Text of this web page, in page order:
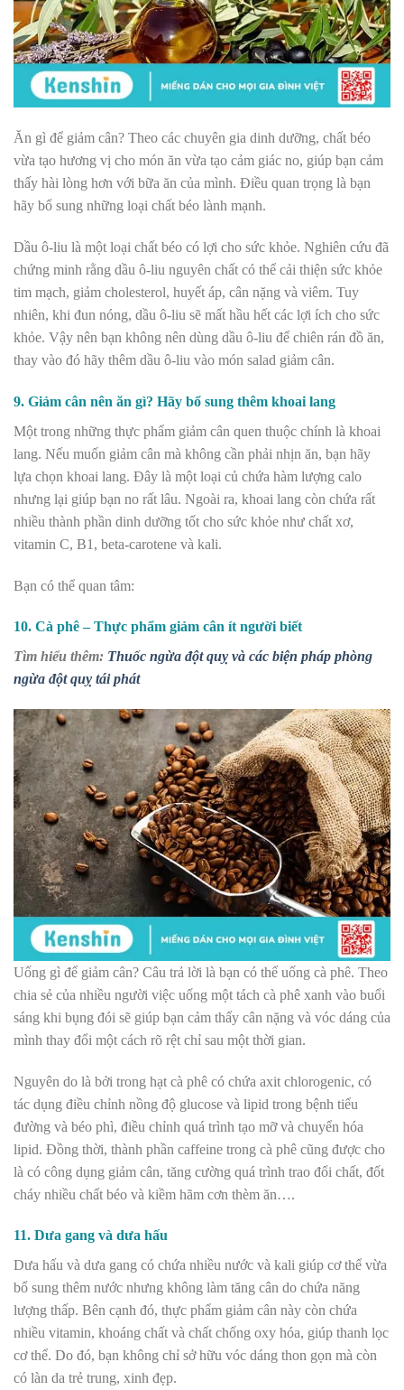
Ăn gì để giảm cân? Theo các chuyên gia dinh dưỡng, chất béo
vừa tạo hương vị cho món ăn vừa tạo cảm giác no, giúp bạn cảm
thấy hài lòng hơn với bữa ăn của mình. Điều quan trọng là bạn
hãy bổ sung những loại chất béo lành mạnh.
Dầu ô-liu là một loại chất béo có lợi cho sức khỏe. Nghiên cứu đã
chứng minh rằng dầu ô-liu nguyên chất có thể cải thiện sức khỏe
tim mạch, giảm cholesterol, huyết áp, cân nặng và viêm. Tuy
nhiên, khi đun nóng, dầu ô-liu sẽ mất hầu hết các lợi ích cho sức
khỏe. Vậy nên bạn không nên dùng dầu ô-liu để chiên rán đồ ăn,
thay vào đó hãy thêm dầu ô-liu vào món salad giảm cân.
9. Giảm cân nên ăn gì? Hãy bổ sung thêm khoai lang
Một trong những thực phẩm giảm cân quen thuộc chính là khoai
lang. Nếu muốn giảm cân mà không cần phải nhịn ăn, bạn hãy
lựa chọn khoai lang. Đây là một loại củ chứa hàm lượng calo
nhưng lại giúp bạn no rất lâu. Ngoài ra, khoai lang còn chứa rất
nhiều thành phần dinh dưỡng tốt cho sức khỏe như chất xơ,
vitamin C, B1, beta-carotene và kali.
Bạn có thể quan tâm:
10. Cà phê – Thực phẩm giảm cân ít người biết
Tìm hiểu thêm: Thuốc ngừa đột quỵ và các biện pháp phòng
ngừa đột quỵ tái phát
Uống gì để giảm cân? Câu trả lời là bạn có thể uống cà phê. Theo
chia sẻ của nhiều người việc uống một tách cà phê xanh vào buổi
sáng khi bụng đói sẽ giúp bạn cảm thấy cân nặng và vóc dáng của
mình thay đổi một cách rõ rệt chỉ sau một thời gian.
Nguyên do là bởi trong hạt cà phê có chứa axit chlorogenic, có
tác dụng điều chỉnh nồng độ glucose và lipid trong bệnh tiểu
đường và béo phì, điều chỉnh quá trình tạo mỡ và chuyển hóa
lipid. Đồng thời, thành phần caffeine trong cà phê cũng được cho
là có công dụng giảm cân, tăng cường quá trình trao đổi chất, đốt
cháy nhiều chất béo và kiềm hãm cơn thèm ăn….
11. Dưa gang và dưa hấu
Dưa hấu và dưa gang có chứa nhiều nước và kali giúp cơ thể vừa
bổ sung thêm nước nhưng không làm tăng cân do chứa năng
lượng thấp. Bên cạnh đó, thực phẩm giảm cân này còn chứa
nhiều vitamin, khoáng chất và chất chống oxy hóa, giúp thanh lọc
cơ thể. Do đó, bạn không chỉ sở hữu vóc dáng thon gọn mà còn
có làn da trẻ trung, xinh đẹp.